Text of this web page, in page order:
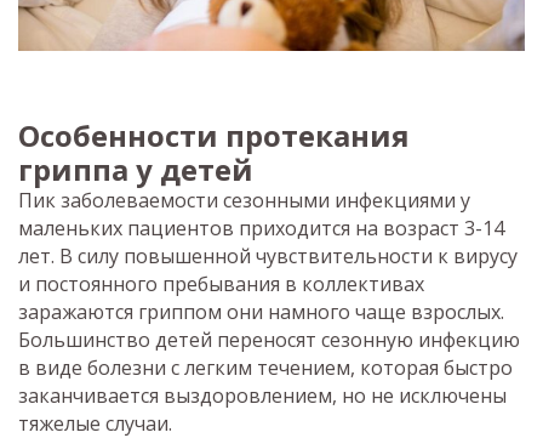
Особенности протекания
гриппа у детей
Пик заболеваемости сезонными инфекциями у
маленьких пациентов приходится на возраст 3-14
лет. В силу повышенной чувствительности к вирусу
и постоянного пребывания в коллективах
заражаются гриппом они намного чаще взрослых.
Большинство детей переносят сезонную инфекцию
в виде болезни с легким течением, которая быстро
заканчивается выздоровлением, но не исключены
тяжелые случаи.